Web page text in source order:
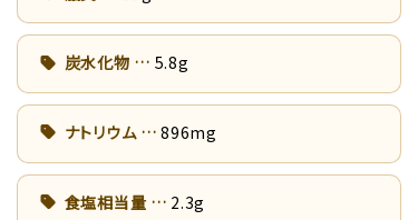
炭水化物 5.8g
ナトリウム 896mg
食塩相当量 2.3g